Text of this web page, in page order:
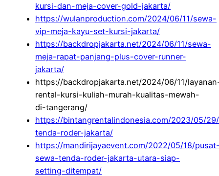
kursi-dan-meja-cover-gold-jakarta/
https://wulanproduction.com/2024/06/11/sewa-
vip-meja-kayu-set-kursi-jakarta/
https://backdropjakarta.net/2024/06/11/sewa-
meja-rapat-panjang-plus-cover-runner-
jakarta/
https://backdropjakarta.net/2024/06/11/
rental-kursi-kuliah-murah-kualitas-mewah-
di-tangerang/
https://bintangrentalindonesia.com/2023/05/
tenda-roder-jakarta/
https://mandirijayaevent.com/2022/05/18/
sewa-tenda-roder-jakarta-utara-siap-
setting-ditempat/